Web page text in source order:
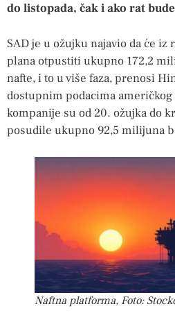
do listopada, čak i ako rat
SAD je u ožujku najavio da će
plana otpustiti ukupno 172,2
nafte, i to u više faza, prenosi
dostupnim podacima
kompanije su od 20. ožujka do
posudile ukupno 92,5 milijuna
Naftna platforma, Foto: